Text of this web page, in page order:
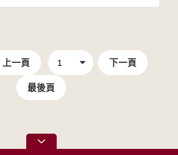
上一頁 下一頁
最後頁